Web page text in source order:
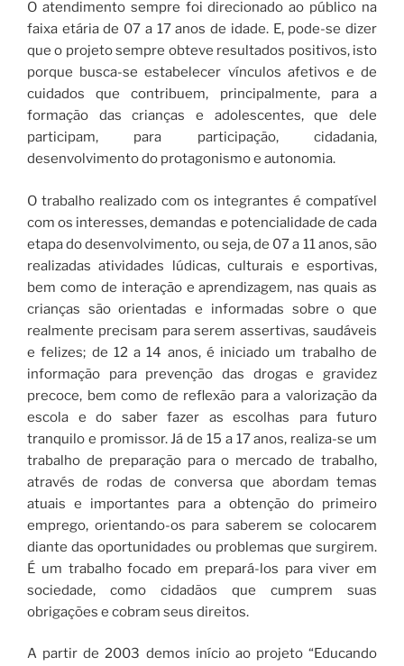
O atendimento sempre foi direcionado ao público na
faixa etária de 07 a 17 anos de idade. E, pode-se dizer
que o projeto sempre obteve resultados positivos, isto
porque busca-se estabelecer vínculos afetivos e de
cuidados que contribuem, principalmente, para a
formação das crianças e adolescentes, que dele
participam, para participação, cidadania,
desenvolvimento do protagonismo e autonomia.
O trabalho realizado com os integrantes é compatível
com os interesses, demandas e potencialidade de cada
etapa do desenvolvimento, ou seja, de 07 a 11 anos, são
realizadas atividades lúdicas, culturais e esportivas,
bem como de interação e aprendizagem, nas quais as
crianças são orientadas e informadas sobre o que
realmente precisam para serem assertivas, saudáveis
e felizes; de 12 a 14 anos, é iniciado um trabalho de
informação para prevenção das drogas e gravidez
precoce, bem como de reflexão para a valorização da
escola e do saber fazer as escolhas para futuro
tranquilo e promissor. Já de 15 a 17 anos, realiza-se um
trabalho de preparação para o mercado de trabalho,
através de rodas de conversa que abordam temas
atuais e importantes para a obtenção do primeiro
emprego, orientando-os para saberem se colocarem
diante das oportunidades ou problemas que surgirem.
É um trabalho focado em prepará-los para viver em
sociedade, como cidadãos que cumprem suas
obrigações e cobram seus direitos.
A partir de 2003 demos início ao projeto “Educando